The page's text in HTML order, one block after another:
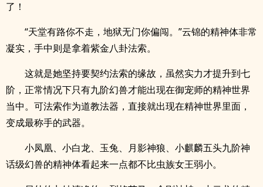
了！
“天堂有路你不走，地狱无门你偏闯。”云锦的精神体非常
凝实，手中则是拿着紫金八卦法索。
这就是她坚持要契约法索的缘故，虽然实力才提升到七
阶，正常情况下只有九阶幻兽才能出现在御宠师的精神世界
当中。可法索作为道教法器，直接就出现在精神世界里面，
变成最称手的武器。
小凤凰、小白龙、玉兔、月影神狼、小麒麟五头九阶神
话级幻兽的精神体看起来一点都不比虫族女王弱小。